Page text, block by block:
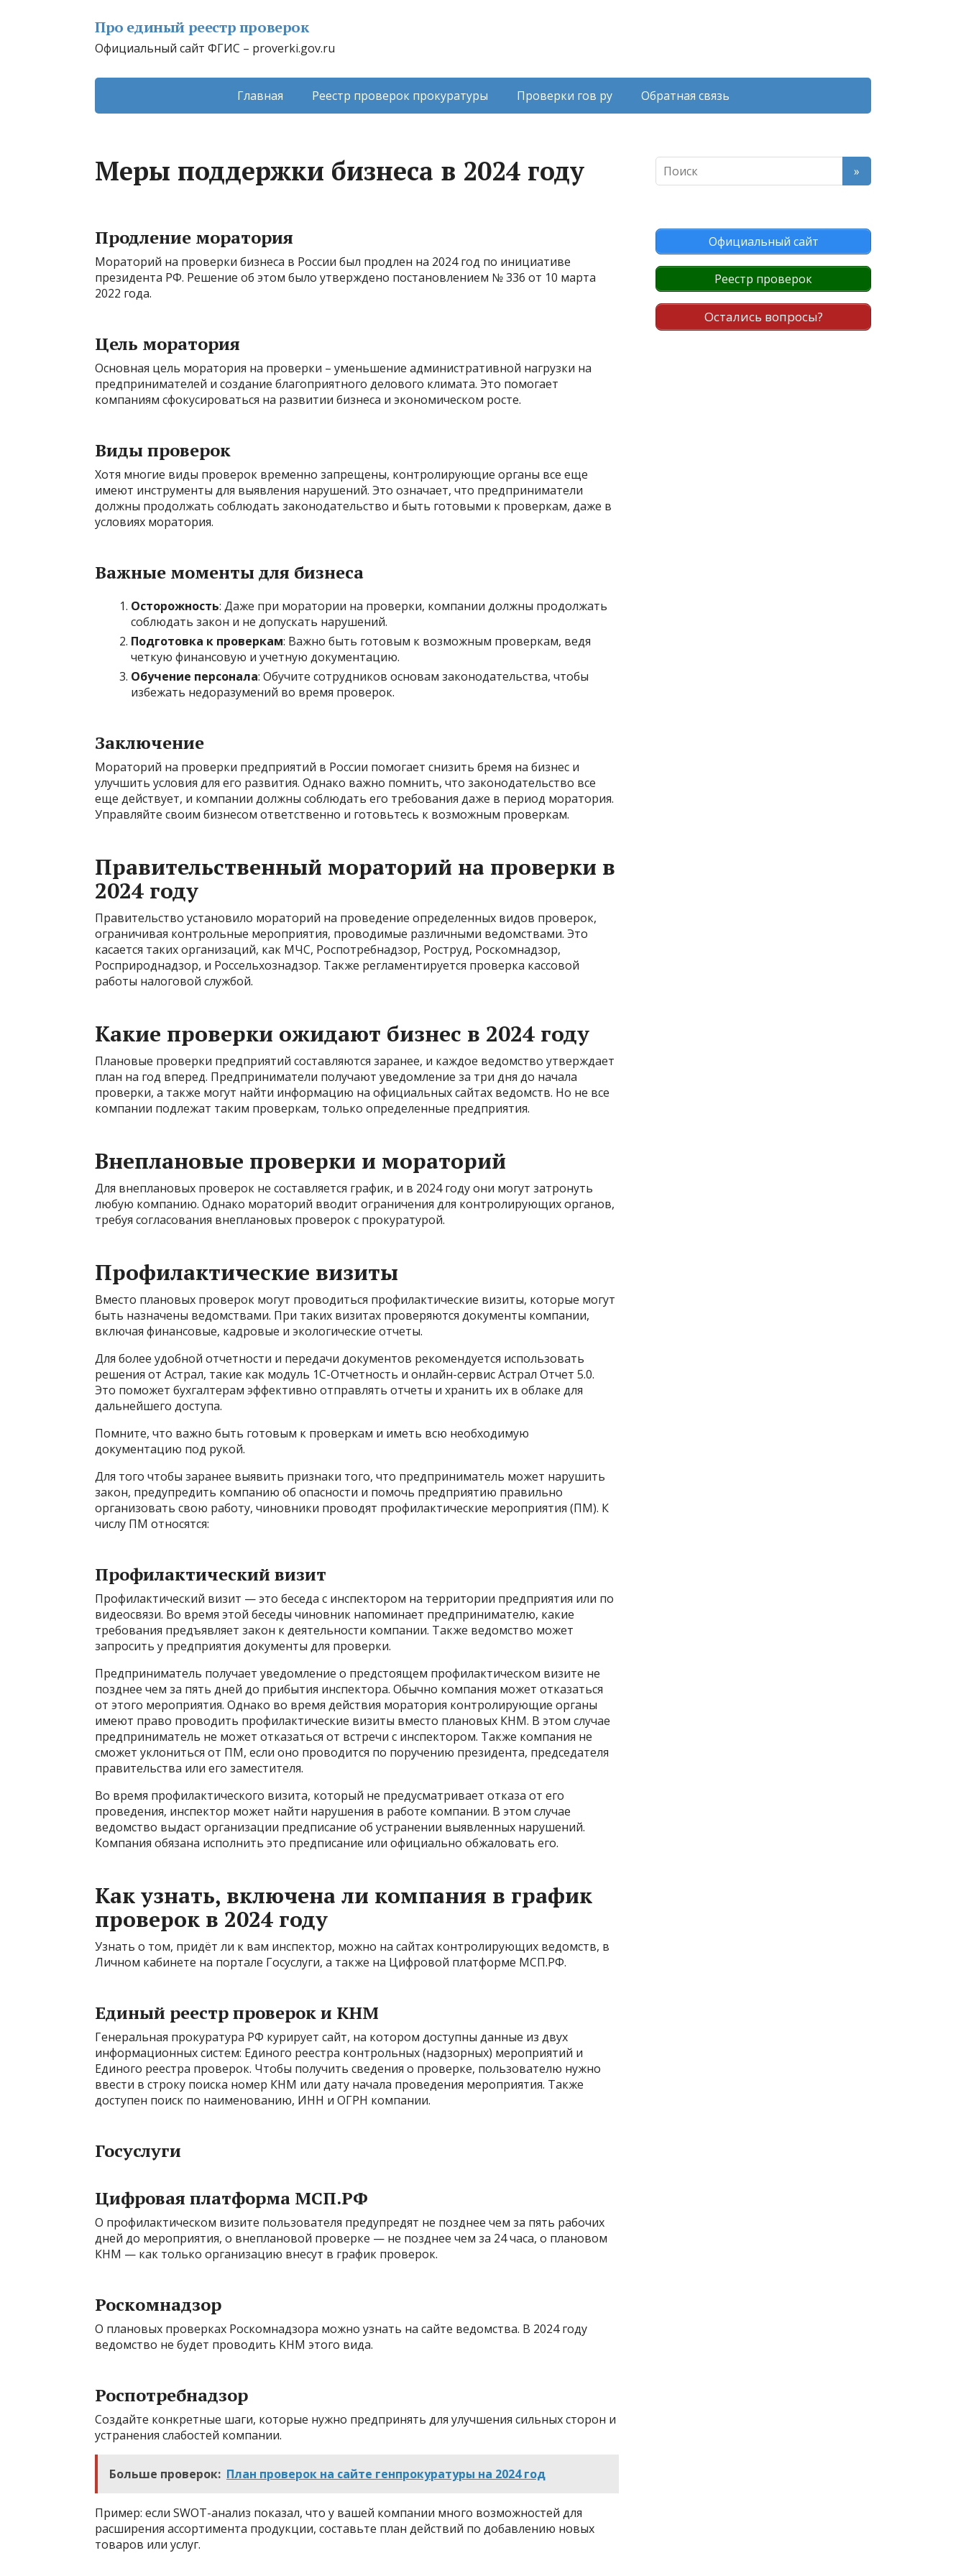
Про единый реестр проверок
Официальный сайт ФГИС – proverki.gov.ru
Главная Реестр проверок прокуратуры Проверки гов ру Обратная связь
Меры поддержки бизнеса в 2024 году
Продление моратория
Мораторий на проверки бизнеса в России был продлен на 2024 год по инициативе
президента РФ. Решение об этом было утверждено постановлением № 336 от 10 марта
2022 года.
Цель моратория
Основная цель моратория на проверки – уменьшение административной нагрузки на
предпринимателей и создание благоприятного делового климата. Это помогает
компаниям сфокусироваться на развитии бизнеса и экономическом росте.
Виды проверок
Хотя многие виды проверок временно запрещены, контролирующие органы все еще
имеют инструменты для выявления нарушений. Это означает, что предприниматели
должны продолжать соблюдать законодательство и быть готовыми к проверкам, даже в
условиях моратория.
Важные моменты для бизнеса
Осторожность: Даже при моратории на проверки, компании должны продолжать
соблюдать закон и не допускать нарушений.
Подготовка к проверкам: Важно быть готовым к возможным проверкам, ведя
четкую финансовую и учетную документацию.
Обучение персонала: Обучите сотрудников основам законодательства, чтобы
избежать недоразумений во время проверок.
Заключение
Мораторий на проверки предприятий в России помогает снизить бремя на бизнес и
улучшить условия для его развития. Однако важно помнить, что законодательство все
еще действует, и компании должны соблюдать его требования даже в период моратория.
Управляйте своим бизнесом ответственно и готовьтесь к возможным проверкам.
Правительственный мораторий на проверки в
2024 году
Правительство установило мораторий на проведение определенных видов проверок,
ограничивая контрольные мероприятия, проводимые различными ведомствами. Это
касается таких организаций, как МЧС, Роспотребнадзор, Роструд, Роскомнадзор,
Росприроднадзор, и Россельхознадзор. Также регламентируется проверка кассовой
работы налоговой службой.
Какие проверки ожидают бизнес в 2024 году
Плановые проверки предприятий составляются заранее, и каждое ведомство утверждает
план на год вперед. Предприниматели получают уведомление за три дня до начала
проверки, а также могут найти информацию на официальных сайтах ведомств. Но не все
компании подлежат таким проверкам, только определенные предприятия.
Внеплановые проверки и мораторий
Для внеплановых проверок не составляется график, и в 2024 году они могут затронуть
любую компанию. Однако мораторий вводит ограничения для контролирующих органов,
требуя согласования внеплановых проверок с прокуратурой.
Профилактические визиты
Вместо плановых проверок могут проводиться профилактические визиты, которые могут
быть назначены ведомствами. При таких визитах проверяются документы компании,
включая финансовые, кадровые и экологические отчеты.
Для более удобной отчетности и передачи документов рекомендуется использовать
решения от Астрал, такие как модуль 1С-Отчетность и онлайн-сервис Астрал Отчет 5.0.
Это поможет бухгалтерам эффективно отправлять отчеты и хранить их в облаке для
дальнейшего доступа.
Помните, что важно быть готовым к проверкам и иметь всю необходимую
документацию под рукой.
Для того чтобы заранее выявить признаки того, что предприниматель может нарушить
закон, предупредить компанию об опасности и помочь предприятию правильно
организовать свою работу, чиновники проводят профилактические мероприятия (ПМ). К
числу ПМ относятся:
Профилактический визит
Профилактический визит — это беседа с инспектором на территории предприятия или по
видеосвязи. Во время этой беседы чиновник напоминает предпринимателю, какие
требования предъявляет закон к деятельности компании. Также ведомство может
запросить у предприятия документы для проверки.
Предприниматель получает уведомление о предстоящем профилактическом визите не
позднее чем за пять дней до прибытия инспектора. Обычно компания может отказаться
от этого мероприятия. Однако во время действия моратория контролирующие органы
имеют право проводить профилактические визиты вместо плановых КНМ. В этом случае
предприниматель не может отказаться от встречи с инспектором. Также компания не
сможет уклониться от ПМ, если оно проводится по поручению президента, председателя
правительства или его заместителя.
Во время профилактического визита, который не предусматривает отказа от его
проведения, инспектор может найти нарушения в работе компании. В этом случае
ведомство выдаст организации предписание об устранении выявленных нарушений.
Компания обязана исполнить это предписание или официально обжаловать его.
Как узнать, включена ли компания в график
проверок в 2024 году
Узнать о том, придёт ли к вам инспектор, можно на сайтах контролирующих ведомств, в
Личном кабинете на портале Госуслуги, а также на Цифровой платформе МСП.РФ.
Единый реестр проверок и КНМ
Генеральная прокуратура РФ курирует сайт, на котором доступны данные из двух
информационных систем: Единого реестра контрольных (надзорных) мероприятий и
Единого реестра проверок. Чтобы получить сведения о проверке, пользователю нужно
ввести в строку поиска номер КНМ или дату начала проведения мероприятия. Также
доступен поиск по наименованию, ИНН и ОГРН компании.
Госуслуги
Цифровая платформа МСП.РФ
О профилактическом визите пользователя предупредят не позднее чем за пять рабочих
дней до мероприятия, о внеплановой проверке — не позднее чем за 24 часа, о плановом
КНМ — как только организацию внесут в график проверок.
Роскомнадзор
О плановых проверках Роскомнадзора можно узнать на сайте ведомства. В 2024 году
ведомство не будет проводить КНМ этого вида.
Роспотребнадзор
Создайте конкретные шаги, которые нужно предпринять для улучшения сильных сторон и
устранения слабостей компании.
Больше проверок: План проверок на сайте генпрокуратуры на 2024 год
Пример: если SWOT-анализ показал, что у вашей компании много возможностей для
расширения ассортимента продукции, составьте план действий по добавлению новых
товаров или услуг.
Официальный сайт
Реестр проверок
Остались вопросы?